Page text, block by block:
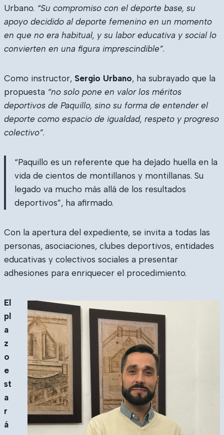
Urbano. “Su compromiso con el deporte base, su
apoyo decidido al deporte femenino en un momento
en que no era habitual, y su labor educativa y social lo
convierten en una figura imprescindible”.
Como instructor, Sergio Urbano, ha subrayado que la
propuesta “no solo pone en valor los méritos
deportivos de Paquillo, sino su forma de entender el
deporte como espacio de igualdad, respeto y progreso
colectivo”.
“Paquillo es un referente que ha dejado huella en la
vida de cientos de montillanos y montillanas. Su
legado va mucho más allá de los resultados
deportivos”, ha afirmado.
Con la apertura del expediente, se invita a todas las
personas, asociaciones, clubes deportivos, entidades
educativas y colectivos sociales a presentar
adhesiones para enriquecer el procedimiento.
El
pl
a
z
o
e
st
a
r
á